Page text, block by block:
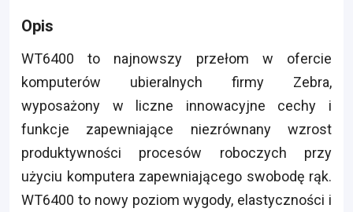
Opis
WT6400 to najnowszy przełom w ofercie
komputerów ubieralnych firmy Zebra,
wyposażony w liczne innowacyjne cechy i
funkcje zapewniające niezrównany wzrost
produktywności procesów roboczych przy
użyciu komputera zapewniającego swobodę rąk.
WT6400 to nowy poziom wygody, elastyczności i